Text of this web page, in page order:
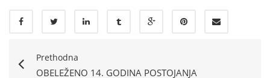
Prethodna
OBELEŽENO 14. GODINA POSTOJANJA